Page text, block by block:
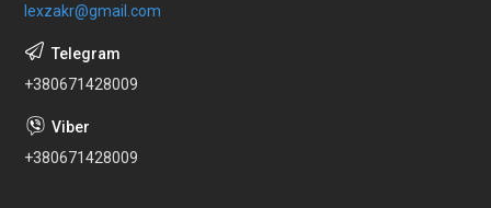
lexzakr@gmail.com
+380671428009
+380671428009